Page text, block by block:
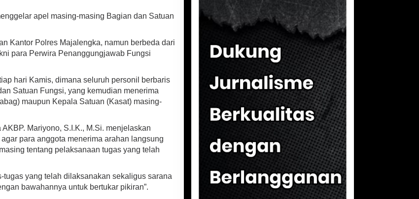
apel masing-masing Bagian dan Satuan
Kantor Polres Majalengka, namun berbeda dari
para Perwira Penanggungjawab Fungsi
hari Kamis, dimana seluruh personil berbaris
Satuan Fungsi, yang kemudian menerima
maupun Kepala Satuan (Kasat) masing-
Mariyono, S.I.K., M.Si. menjelaskan
para anggota menerima arahan langsung
tentang pelaksanaan tugas yang telah
yang telah dilaksanakan sekaligus sarana
bawahannya untuk bertukar pikiran”.